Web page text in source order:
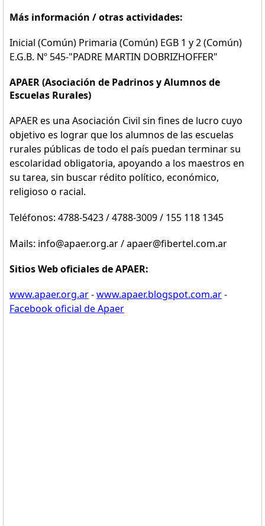
Más información / otras actividades:
Inicial (Común) Primaria (Común) EGB 1 y 2 (Común)
E.G.B. Nº 545-"PADRE MARTIN DOBRIZHOFFER"
APAER (Asociación de Padrinos y Alumnos de
Escuelas Rurales)
APAER es una Asociación Civil sin fines de lucro cuyo
objetivo es lograr que los alumnos de las escuelas
rurales públicas de todo el país puedan terminar su
escolaridad obligatoria, apoyando a los maestros en
su tarea, sin buscar rédito político, económico,
religioso o racial.
Teléfonos: 4788-5423 / 4788-3009 / 155 118 1345
Mails: info@apaer.org.ar / apaer@fibertel.com.ar
Sitios Web oficiales de APAER:
www.apaer.org.ar-www.apaer.blogspot.com.ar-
Facebook oficial de Apaer